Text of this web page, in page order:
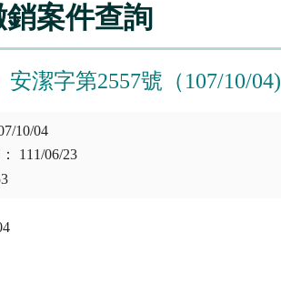
案件查詢
安潔字第2557號（107/10/04)
10/04
111/06/23